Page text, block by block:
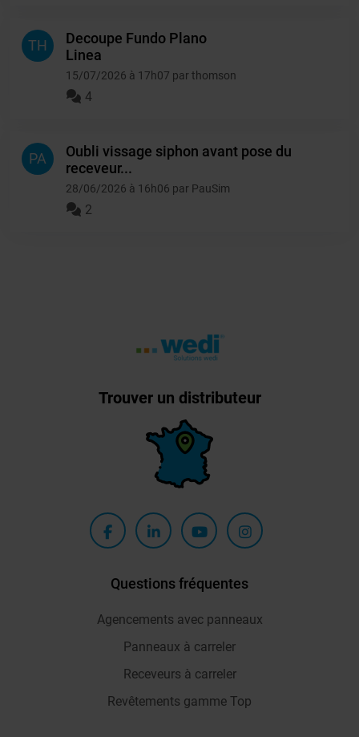
TH
Decoupe Fundo Plano
Linea
15/07/2026 à 17h07 par thomson
4
PA
Oubli vissage siphon avant pose du
receveur...
28/06/2026 à 16h06 par PauSim
2
Trouver un distributeur
Questions fréquentes
Agencements avec panneaux
Panneaux à carreler
Receveurs à carreler
Revêtements gamme Top